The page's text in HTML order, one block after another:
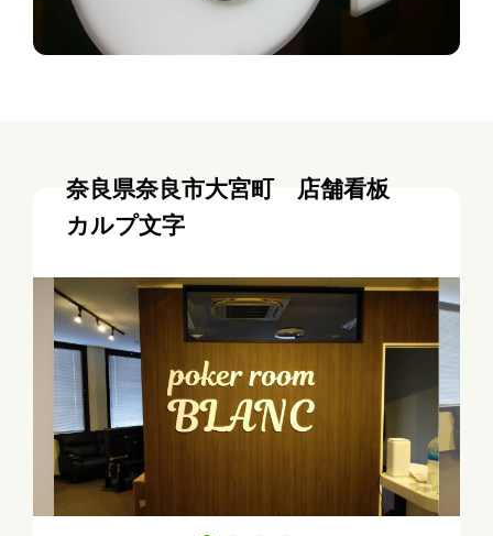
奈良県奈良市大宮町 店舗看板
カルプ文字